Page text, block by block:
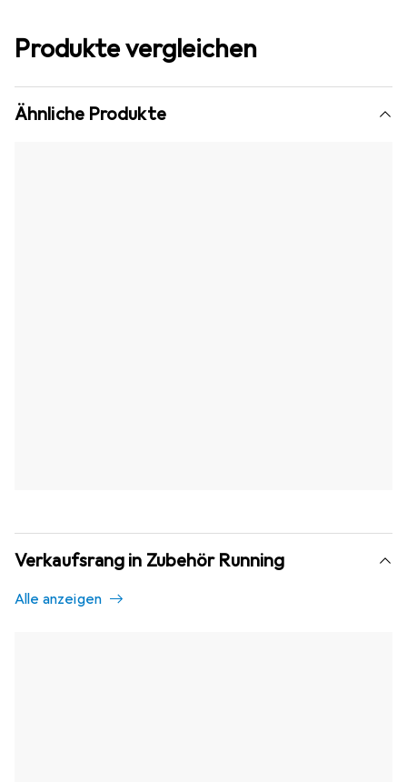
Produkte vergleichen
Ähnliche Produkte
Verkaufsrang in Zubehör Running
Alle anzeigen